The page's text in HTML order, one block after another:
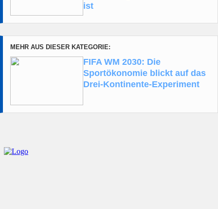
ist
MEHR AUS DIESER KATEGORIE:
FIFA WM 2030: Die
Sportökonomie blickt auf das
Drei-Kontinente-Experiment